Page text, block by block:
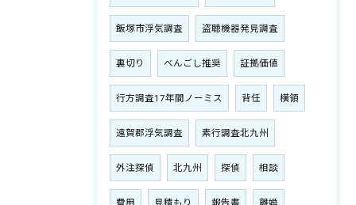
飯塚市浮気調査 盗聴機器発見調査
裏切り べんごし推奨 証拠価値
行方調査17年間ノーミス 背任 横領
遠賀郡浮気調査 素行調査北九州
外注探偵 北九州 探偵 相談
費用 見積もり 報告書 離婚